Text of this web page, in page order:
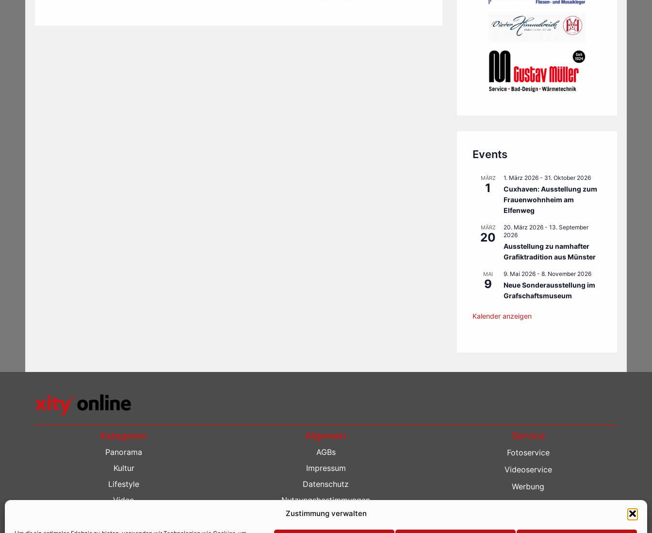
Zustimmung verwalten
Events
MÄRZ
1
1. März 2026 - 31. Oktober 2026
Cuxhaven: Ausstellung zum
Frauenwohnheim am
Elfenweg
MÄRZ
20
20. März 2026 - 13. September
2026
Ausstellung zu namhafter
Grafiktradition aus Münster
MAI
9
9. Mai 2026 - 8. November 2026
Neue Sonderausstellung im
Grafschaftsmuseum
Kalender anzeigen
Kategorien
Panorama
Kultur
Lifestyle
Video
Allgemein
AGBs
Impressum
Datenschutz
Nutzungsbestimmungen
Kontakt
Service
Fotoservice
Videoservice
Werbung